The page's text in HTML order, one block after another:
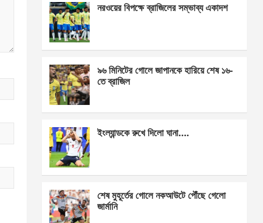
b
o
o
k
n
g
er
s
e
নরওয়ের বিপক্ষে ব্রাজিলের সম্ভাব্য একাদশ
৯৬ মিনিটের গোলে জাপানকে হারিয়ে শেষ ১৬-
তে ব্রাজিল
ইংল্যান্ডকে রুখে দিলো ঘানা….
শেষ মুহূর্তের গোলে নকআউটে পৌঁছে গেলো
জার্মানি